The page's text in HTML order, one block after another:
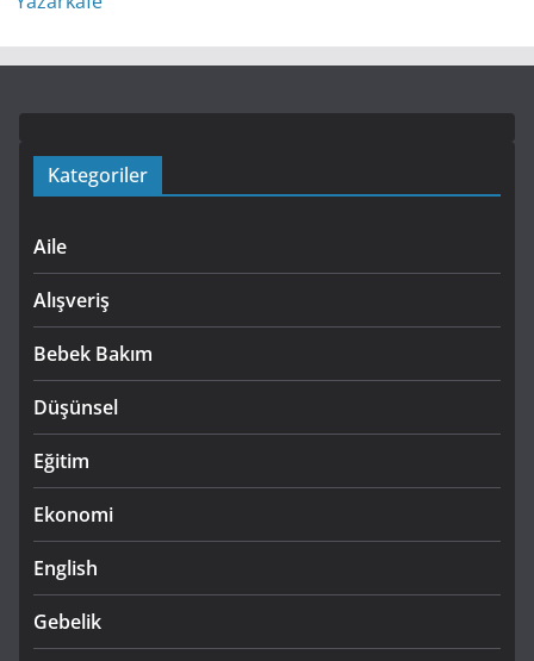
Kategoriler
Aile
Alışveriş
Bebek Bakım
Düşünsel
Eğitim
Ekonomi
English
Gebelik